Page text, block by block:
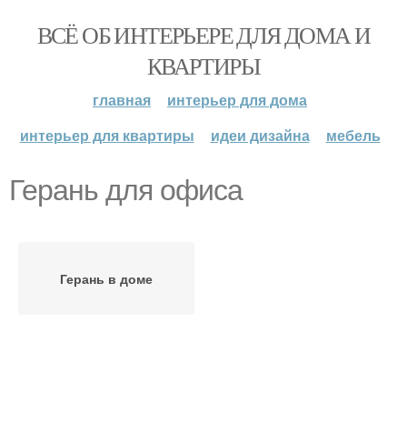
ВСЁ ОБ ИНТЕРЬЕРЕ ДЛЯ ДОМА И
КВАРТИРЫ
главная
интерьер для дома
интерьер для квартиры
идеи дизайна мебель
Герань для офиса
Герань в доме